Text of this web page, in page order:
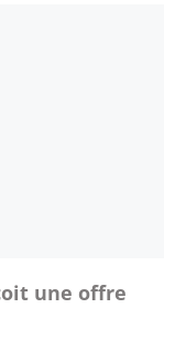
une offre